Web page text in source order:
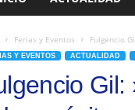
Ferias y Eventos Fulgencio
Y EVENTOS ACTUALIDAD